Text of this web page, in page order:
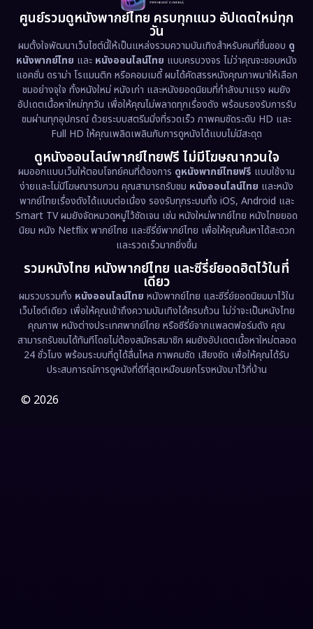
Disaster (13)
Disney+ (5)
Documentary สารคดี (93)
Drama ดราม่า (1,486)
Dystopian (17)
Emotional (61)
Epic มหากาพย์ (221)
Erotic (36)
Family ครอบครัว (369)
Fantasy จินตนาการ (331)
Fiction (9)
Film (57)
Gothic
1978
1962
ศูนย์รวมดูหนังพากย์ไทย ครบทุกแนว อัปเดตใหม่ทุก
วัน
ผมตั้งใจพัฒนาเว็บไซต์นี้ให้เป็นแหล่งรวมความบันเทิงสำหรับคนที่ชื่นชอบ ดู
หนังพากย์ไทย และ หนังออนไลน์ไทย แบบครบวงจร ไม่ว่าคุณจะชอบหนัง
แอคชั่น ดราม่า โรแมนติก หรือคอมเมดี้ ผมได้คัดสรรหนังคุณภาพมาให้เลือก
ชมอย่างจุใจ ทั้งหนังใหม่ หนังเก่า และหนังยอดนิยมที่กำลังมาแรง ผมยัง
อัปเดตเนื้อหาใหม่ทุกวัน เพื่อให้คุณไม่พลาดทุกเรื่องดัง พร้อมรองรับการรับ
ชมผ่านทุกอุปกรณ์ ด้วยระบบสตรีมมิ่งที่รวดเร็ว ภาพคมชัดระดับ HD และ
Full HD ให้คุณเพลิดเพลินกับการดูหนังได้แบบไม่มีสะดุด
ดูหนังออนไลน์พากย์ไทยฟรี ไม่มีโฆษณากวนใจ
ผมออกแบบเว็บให้ตอบโจทย์คนที่ต้องการ ดูหนังพากย์ไทยฟรี แบบใช้งาน
ง่ายและไม่มีโฆษณารบกวน คุณสามารถรับชม หนังออนไลน์ไทย และหนัง
พากย์ไทยเรื่องดังได้แบบต่อเนื่อง รองรับทุกระบบทั้ง iOS, Android และ
Smart TV ผมยังจัดหมวดหมู่ไว้ชัดเจน เช่น หนังใหม่พากย์ไทย หนังไทยยอด
นิยม หนัง Netflix พากย์ไทย และซีรี่ย์พากย์ไทย เพื่อให้คุณค้นหาได้สะดวก
และรวดเร็วมากยิ่งขึ้น
รวมหนังไทย หนังพากย์ไทย และซีรี่ย์ยอดฮิตไว้ในที่
เดียว
ผมรวบรวมทั้ง หนังออนไลน์ไทย หนังพากย์ไทย และซีรี่ย์ยอดนิยมมาไว้ใน
เว็บไซต์เดียว เพื่อให้คุณเข้าถึงความบันเทิงได้ครบถ้วน ไม่ว่าจะเป็นหนังไทย
คุณภาพ หนังต่างประเทศพากย์ไทย หรือซีรี่ย์จากแพลตฟอร์มดัง คุณ
สามารถรับชมได้ทันทีโดยไม่ต้องสมัครสมาชิก ผมยังอัปเดตเนื้อหาใหม่ตลอด
24 ชั่วโมง พร้อมระบบที่ดูได้ลื่นไหล ภาพคมชัด เสียงชัด เพื่อให้คุณได้รับ
ประสบการณ์การดูหนังที่ดีที่สุดเหมือนยกโรงหนังมาไว้ที่บ้าน
© 2026